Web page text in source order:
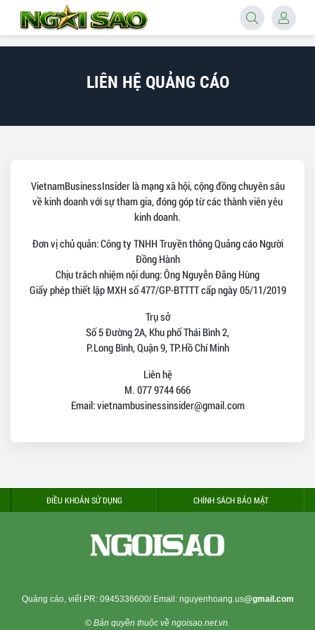
LIÊN HỆ QUẢNG CÁO
VietnamBusinessInsider là mạng xã hội, cộng đồng chuyên sâu
về kinh doanh với sự tham gia, đóng góp từ các thành viên yêu
kinh doanh.
Đơn vị chủ quản: Công ty TNHH Truyền thông Quảng cáo Người
Đồng Hành
Chịu trách nhiệm nội dung: Ông Nguyễn Đăng Hùng
Giấy phép thiết lập MXH số 477/GP-BTTTT cấp ngày 05/11/2019
Trụ sở
Số 5 Đường 2A, Khu phố Thái Bình 2,
P.Long Bình, Quận 9, TP.Hồ Chí Minh
Liên hệ
M. 077 9744 666
Email: vietnambusinessinsider@gmail.com
ĐIỀU KHOẢN SỬ DỤNG CHÍNH SÁCH BẢO MẬT
Quảng cáo, viết PR: 0945336600/ Email: nguyenhoang.us@gmail.com
© Bản quyền thuộc về ngoisao.net.vn.